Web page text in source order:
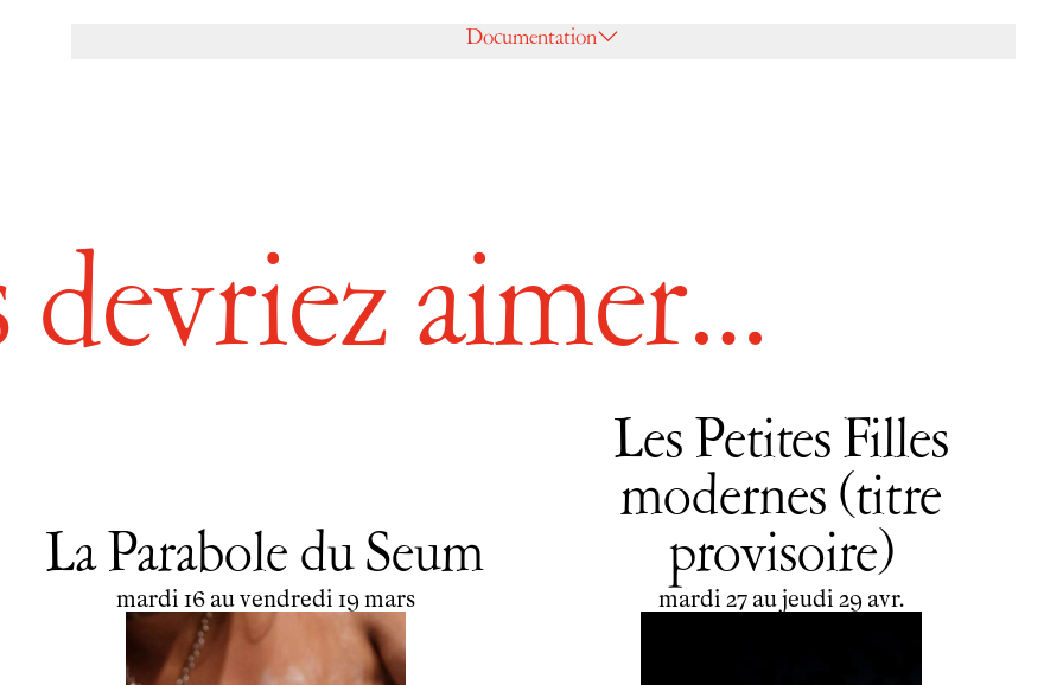
Documentation
devriez aimer…
La Parabole du Seum
du
mardi
mardi 16 auau
vendredi
vendredi 19 mars
mars
Les Petites Filles
modernes (titre
provisoire)
du
mardi
mardi 27 auau
jeudi
jeudi 29 avril
avr.